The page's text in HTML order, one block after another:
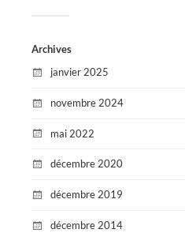
Archives
janvier 2025
novembre 2024
mai 2022
décembre 2020
décembre 2019
décembre 2014